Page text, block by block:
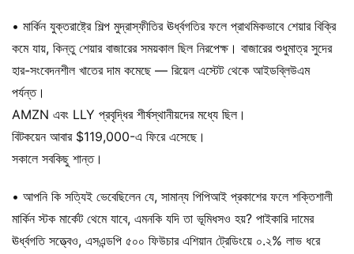
• মার্কিন যুক্তরাষ্ট্রে শিল্প মুদ্রাস্ফীতির ঊর্ধ্বগতির ফলে প্রাথমিকভাবে শেয়ার বিক্রি
কমে যায়, কিন্তু শেয়ার বাজারের সময়কাল ছিল নিরপেক্ষ। বাজারের শুধুমাত্র সুদের
হার-সংবেদনশীল খাতের দাম কমেছে — রিয়েল এস্টেট থেকে আইডব্লিউএম
পর্যন্ত।
AMZN এবং LLY প্রবৃদ্ধির শীর্ষস্থানীয়দের মধ্যে ছিল।
বিটকয়েন আবার $119,000-এ ফিরে এসেছে।
সকালে সবকিছু শান্ত।
• আপনি কি সত্যিই ভেবেছিলেন যে, সামান্য পিপিআই প্রকাশের ফলে শক্তিশালী
মার্কিন স্টক মার্কেট থেমে যাবে, এমনকি যদি তা ভূমিধসও হয়? পাইকারি দামের
ঊর্ধ্বগতি সত্ত্বেও, এসএন্ডপি ৫০০ ফিউচার এশিয়ান ট্রেডিংয়ে ০.২% লাভ ধরে